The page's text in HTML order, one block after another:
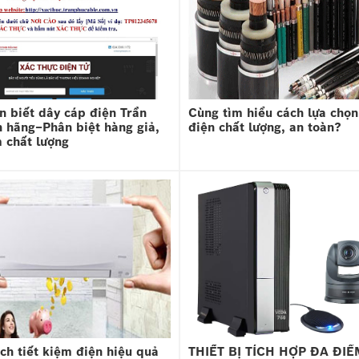
biết dây cáp điện Trần
hãng–Phân biệt hàng giả,
chất lượng
Cùng tìm hiểu cách lựa
điện chất lượng, an toàn?
tiết kiệm điện hiệu quả
THIẾT BỊ TÍCH HỢP ĐA